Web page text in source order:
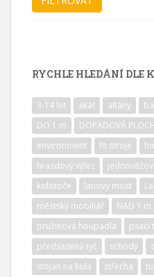
RYCHLE HLEDÁNÍ DLE
3-14 let akát altány
DO 1 m
DOPADOVÁ
environment
fit stroje
hrazdový výlez
kolotoče
lanový most
městský mobiliář
NAD 1 m
pružinová houpadla
psací
předsazená tyč
schody
stojan na kola
střecha